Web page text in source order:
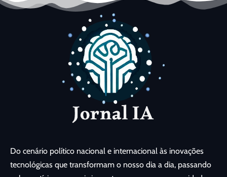
Do cenário político nacional e internacional às inovações
tecnológicas que transformam o nosso dia a dia, passando